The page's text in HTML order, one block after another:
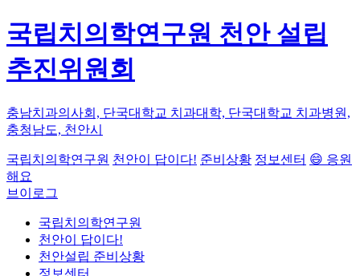
국립치의학연구원 천안 설립
추진위원회
충남치과의사회, 단국대학교 치과대학, 단국대학교 치과병원,
충청남도, 천안시
국립치의학연구원 천안이 답이다! 준비상황 정보센터 😄 응원
해요
브이로그
국립치의학연구원
천안이 답이다!
천안설립 준비상황
정보센터